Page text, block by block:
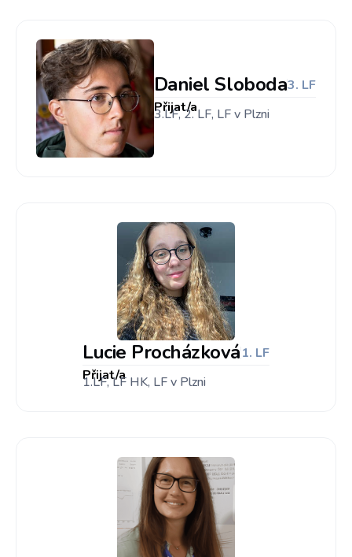
Daniel Sloboda3. LF
Přijat/a
3.LF, 2. LF, LF v Plzni
Lucie Procházková1. LF
Přijat/a
1.LF, LF HK, LF v Plzni